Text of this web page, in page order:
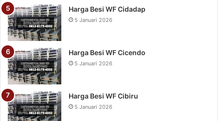
Harga Besi WF Cidadap
5 Januari 2026
Harga Besi WF Cicendo
5 Januari 2026
Harga Besi WF Cibiru
5 Januari 2026